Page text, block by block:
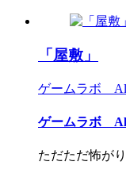
「屋敷」
ゲームラボ
ゲームラボ
ただただ怖が